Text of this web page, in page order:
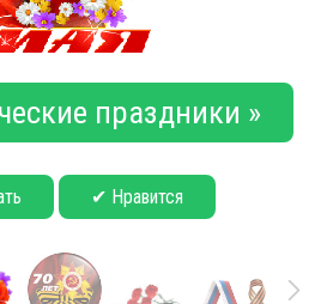
праздники »
✔ Нравится